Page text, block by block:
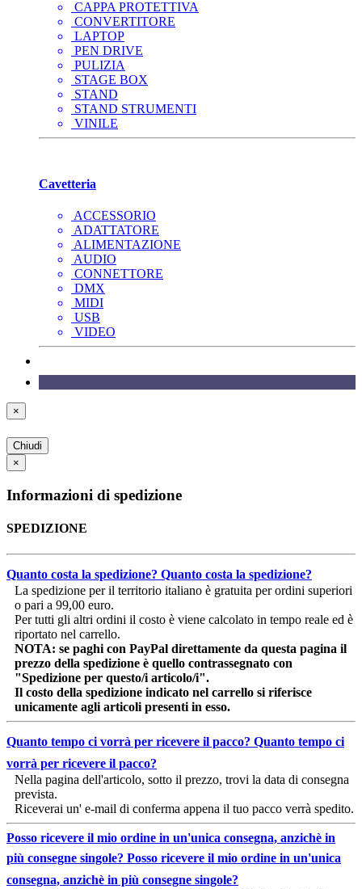
CAPPA PROTETTIVA
CONVERTITORE
LAPTOP
PEN DRIVE
PULIZIA
STAGE BOX
STAND
STAND STRUMENTI
VINILE
Cavetteria
ACCESSORIO
ADATTATORE
ALIMENTAZIONE
AUDIO
CONNETTORE
DMX
MIDI
USB
VIDEO
×
Chiudi
×
Informazioni di spedizione
SPEDIZIONE
Quanto costa la spedizione? Quanto costa la spedizione?
La spedizione per il territorio italiano è gratuita per ordini superiori
o pari a 99,00 euro.
Per tutti gli altri ordini il costo è viene calcolato in tempo reale ed è
riportato nel carrello.
NOTA: se paghi con PayPal direttamente da questa pagina il
prezzo della spedizione è quello contrassegnato con
"Spedizione per questo/i articolo/i".
Il costo della spedizione indicato nel carrello si riferisce
unicamente agli articoli presenti in esso.
Quanto tempo ci vorrà per ricevere il pacco? Quanto tempo ci
vorrà per ricevere il pacco?
Nella pagina dell'articolo, sotto il prezzo, trovi la data di consegna
prevista.
Riceverai un' e-mail di conferma appena il tuo pacco verrà spedito.
Posso ricevere il mio ordine in un'unica consegna, anzichè in
più consegne singole? Posso ricevere il mio ordine in un'unica
consegna, anzichè in più consegne singole?